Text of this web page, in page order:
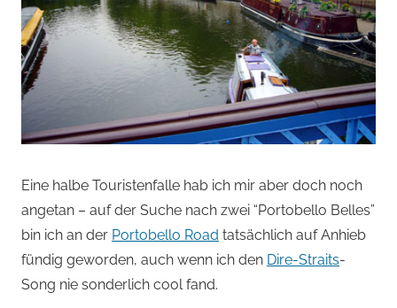
Eine halbe Touristenfalle hab ich mir aber doch noch
angetan – auf der Suche nach zwei “Portobello Belles”
bin ich an der Portobello Road tatsächlich auf Anhieb
fündig geworden, auch wenn ich den Dire-Straits-
Song nie sonderlich cool fand.